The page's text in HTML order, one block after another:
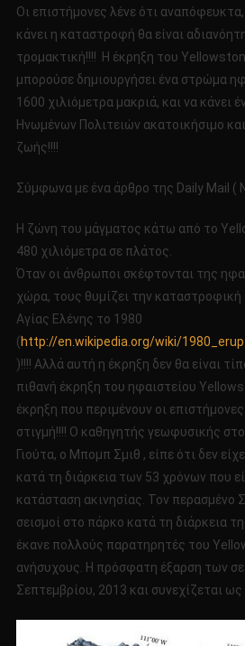
ΕΧΕΙ
ΠΡΟΕΤΟΙΜΑΣΤΕΊ
Η
Οι επιστήμονες λένε ότι
κάνει η καταστροφή θα είναι
τρομακτική!!!! Η έκρηξη του
μπορούσε δημιουργήσει ένα στρώμα
1600 χιλιόμετρα μακριά, και να κάνει
Ηνωμένων Πολιτειών ακατοικήσιμο
ζωής!!!!
Σύμφωνα με ένα άρθρο της Daily Mail (
Η ζώνη του μάγματος κάτω από το
480 χιλιόμετρα σε πλάτος.
Όταν οι άνθρωποι σκέφτονται της
χώρα, τους θυμίζει την
Αγίας Ελένης το 1980
(http://en.wikipedia.org/wiki/
)!!!! Αλλά αυτή η έκρηξη δεν θα είναι
πιθανή έκρηξη του ηφαιστείου
έκρηξη που περιμένουν οι
στιγμή!!!! Ο καθηγητής γεωφυσικής
Γιούτα, ο Μπομπ Σμιθ , είπε ότι δεν
κατά τη διάρκεια των 53 χρόνων που
κατάσταση ακινησίας. Τον περασμένο
σεισμοί στο πάρκο κατά τη διάρκεια
έκανε πολλούς παρατηρητές του
ανήσυχους. Η πρόσφατη έξαρση των
Σεπτεμβρίου, 2013 και συνεχίζεται ως